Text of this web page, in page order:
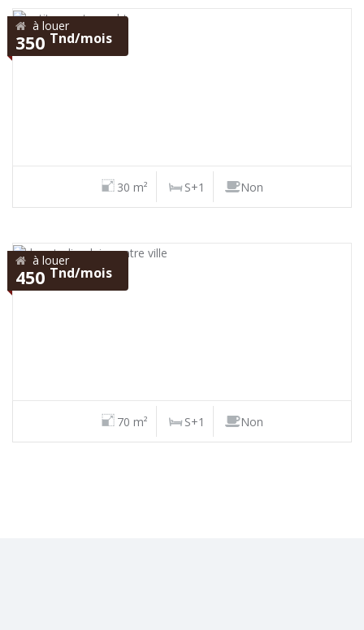
à louer
350 Tnd/mois
30 m² S+1 Non
à louer
450 Tnd/mois
70 m² S+1 Non